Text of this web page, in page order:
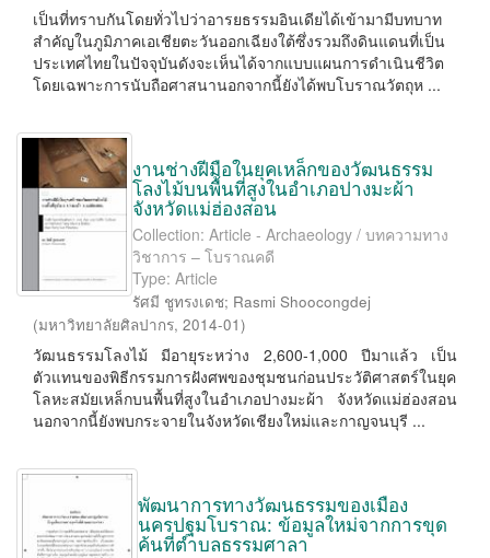
เป็นที่ทราบกันโดยทั่วไปว่าอารยธรรมอินเดียได้เข้ามามีบทบาท
สำคัญในภูมิภาคเอเชียตะวันออกเฉียงใต้ซึ่งรวมถึงดินแดนที่เป็น
ประเทศไทยในปัจจุบันดังจะเห็นได้จากแบบแผนการดำเนินชีวิต
โดยเฉพาะการนับถือศาสนานอกจากนี้ยังได้พบโบราณวัตถุห ...
งานช่างฝีมือในยุคเหล็กของวัฒนธรรม
โลงไม้บนพื้นที่สูงในอำเภอปางมะผ้า
จังหวัดแม่ฮ่องสอน
Collection: Article - Archaeology / บทความทาง
วิชาการ – โบราณคดี
Type: Article
รัศมี ชูทรงเดช; Rasmi Shoocongdej
(มหาวิทยาลัยศิลปากร, 2014-01)
วัฒนธรรมโลงไม้ มีอายุระหว่าง 2,600-1,000 ปีมาแล้ว เป็น
ตัวแทนของพิธีกรรมการฝังศพของชุมชนก่อนประวัติศาสตร์ในยุค
โลหะสมัยเหล็กบนพื้นที่สูงในอำเภอปางมะผ้า จังหวัดแม่ฮ่องสอน
นอกจากนี้ยังพบกระจายในจังหวัดเชียงใหม่และกาญจนบุรี ...
พัฒนาการทางวัฒนธรรมของเมือง
นครปฐมโบราณ: ข้อมูลใหม่จากการขุด
ค้นที่ตำบลธรรมศาลา